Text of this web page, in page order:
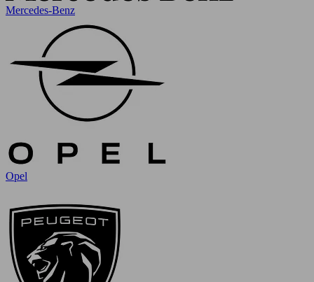
Mercedes-Benz
Opel